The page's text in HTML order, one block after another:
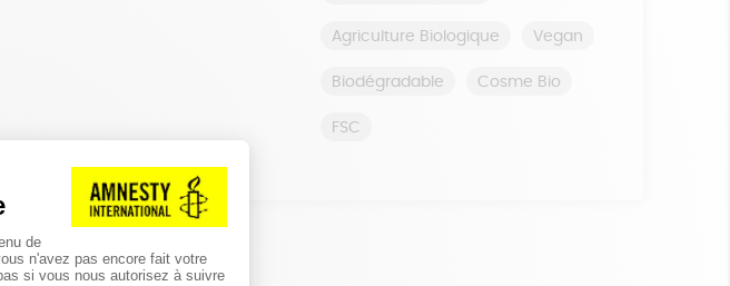
Agriculture Biologique Vegan
Biodégradable Cosme Bio
FSC